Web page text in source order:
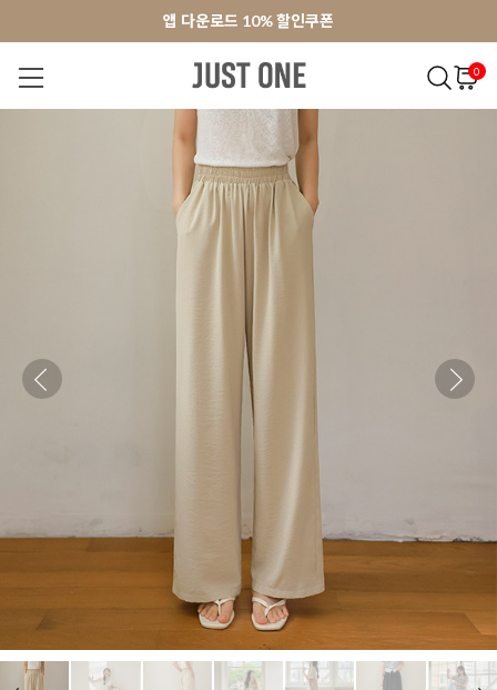
앱 다운로드 10% 할인쿠폰
회원가입 쿠폰 3000원
앱 다운로드 10% 할인쿠폰
회원가입 쿠폰 3000원
0
오늘출발 MADE . J